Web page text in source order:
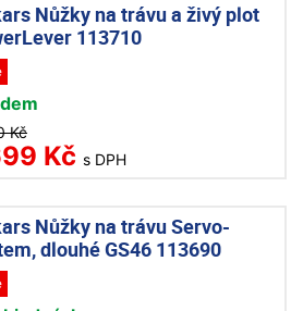
Nůžky na trávu a živý plot
113710
Kč
Kč s DPH
Nůžky na trávu Servo-
dlouhé GS46 113690